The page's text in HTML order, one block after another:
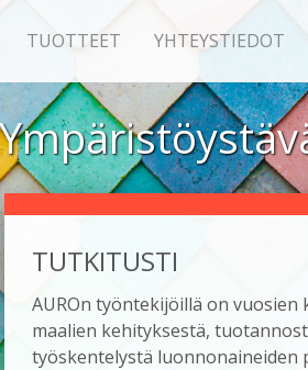
TUOTTEET YHTEYSTIEDOT
TUTKITUSTI
AUROn työntekijöillä on vuosien
maalien kehityksestä,
työskentelystä luonnonaineiden